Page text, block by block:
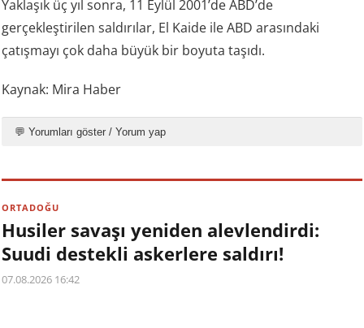
Yaklaşık üç yıl sonra, 11 Eylül 2001’de ABD’de
gerçekleştirilen saldırılar, El Kaide ile ABD arasındaki
çatışmayı çok daha büyük bir boyuta taşıdı.
Kaynak: Mira Haber
💬 Yorumları göster / Yorum yap
ORTADOĞU
Husiler savaşı yeniden alevlendirdi:
Suudi destekli askerlere saldırı!
07.08.2026 16:42